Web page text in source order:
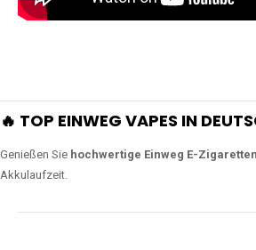
🔥 TOP EINWEG VAPES IN
Genießen Sie hochwertige Einweg E-Zigaretten
Akkulaufzeit.